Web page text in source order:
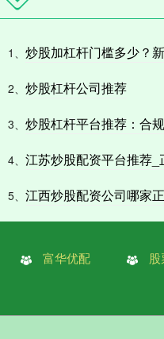
1、 炒股加杠杆门槛多少？
2、 炒股杠杆公司推荐
3、 炒股杠杆平台推荐：合
4、 江苏炒股配资平台推荐_
5、 江西炒股配资公司哪家
富华优配